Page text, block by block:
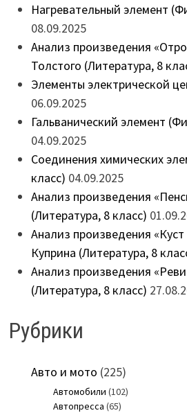
Нагревательный элемент
08.09.2025
Анализ произведения
Толстого (Литература, 8
Элементы электрической
06.09.2025
Гальванический элемент
04.09.2025
Соединения химических
класс) 04.09.2025
Анализ произведения
(Литература, 8 класс)
Анализ произведения
Куприна (Литература, 8
Анализ произведения
(Литература, 8 класс)
Рубрики
Авто и мото (225)
Автомобили (102)
Автопресса (65)